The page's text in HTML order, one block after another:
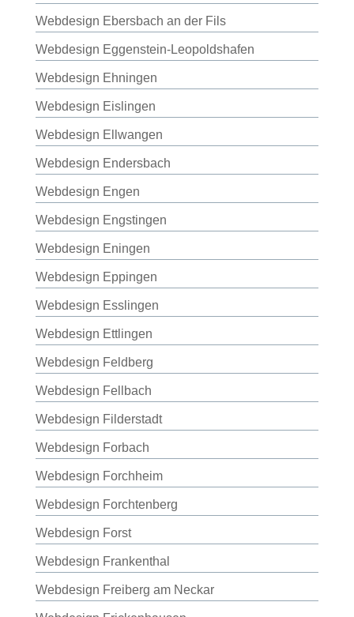
Webdesign Ebersbach an der Fils
Webdesign Eggenstein-Leopoldshafen
Webdesign Ehningen
Webdesign Eislingen
Webdesign Ellwangen
Webdesign Endersbach
Webdesign Engen
Webdesign Engstingen
Webdesign Eningen
Webdesign Eppingen
Webdesign Esslingen
Webdesign Ettlingen
Webdesign Feldberg
Webdesign Fellbach
Webdesign Filderstadt
Webdesign Forbach
Webdesign Forchheim
Webdesign Forchtenberg
Webdesign Forst
Webdesign Frankenthal
Webdesign Freiberg am Neckar